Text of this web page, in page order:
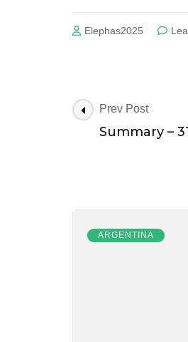
Elephas2025
Post
Navigation
Prev Post
Summary –
ARGENTINA